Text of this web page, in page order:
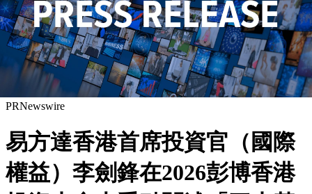
PRNewswire
易方達香港首席投資官（國際
權益）李劍鋒在2026彭博香港